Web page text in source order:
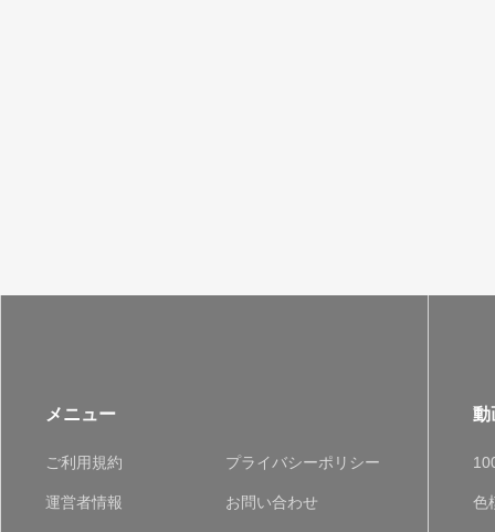
メニュー
ご利用規約 プライバシーポリシー
運営者情報 お問い合わせ
動
色